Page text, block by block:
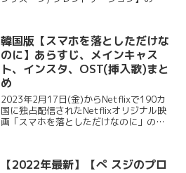
スー...
韓国版【スマホを落としただけな
のに】あらすじ、メインキャス
ト、インスタ、OST(挿入歌)まと
め
2023年2月17日(金)からNetflixで190カ
国に独占配信されたNetflixオリジナル映
画「スマホを落としただけなのに」のあ
【2022年最新】【ぺ スジのプロ